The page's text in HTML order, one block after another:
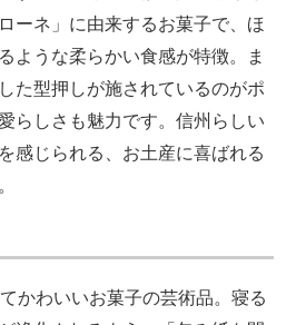
ーネ」に由来するお菓子で、ほ
ような柔らかい食感が特徴。ま
た型押しが施されているのがポ
らしさも魅力です。信州らしい
感じられる、お土産に喜ばれる
かわいいお菓子の芸術品。寝る